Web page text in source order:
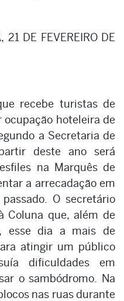
21 DE FEVEREIRO DE
recebe turistas de
hoteleira de
a Secretaria de
deste ano será
na Marquês de
a arrecadação em
O secretário
Coluna que, além de
esse dia a mais de
atingir um público
dificuldades em
o sambódromo. Na
nas ruas durante